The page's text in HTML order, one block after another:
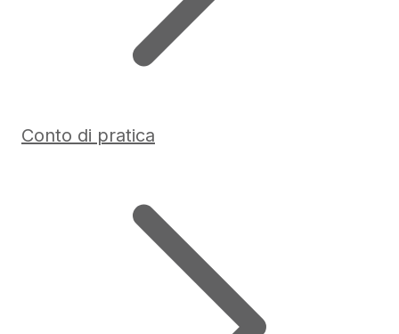
Conto di pratica